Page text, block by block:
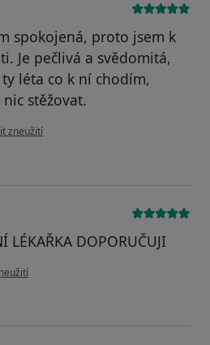
spokojená, proto jsem k
Je pečlivá a svědomitá,
léta co k ní chodím,
stěžovat.
uživatele Pacient
zneužití
LÉKAŘKA DOPORUČUJI
uživatele Milan Špaček